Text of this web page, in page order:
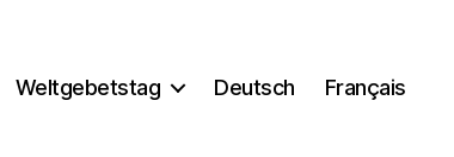
Weltgebetstag Deutsch Français